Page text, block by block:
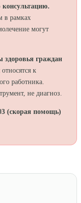
в рамках
могут
здоровья граждан
к
работника.
не диагноз.
(скорая помощь)